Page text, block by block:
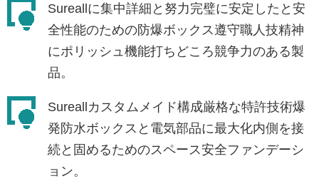
Sureallに集中詳細と努力完璧に安定したと安
全性能のための防爆ボックス遵守職人技精神
にポリッシュ機能打ちどころ競争力のある製
品。
Sureallカスタムメイド構成厳格な特許技術爆
発防水ボックスと電気部品に最大化内側を接
続と固めるためのスペース安全ファンデーシ
ョン。